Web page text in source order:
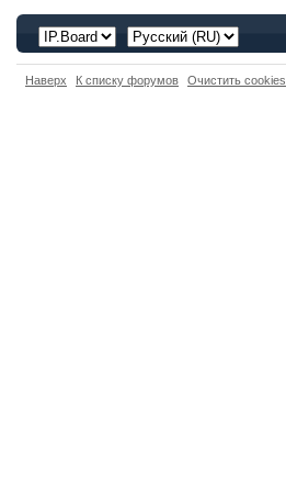
Наверх К списку форумов Очистить cookies